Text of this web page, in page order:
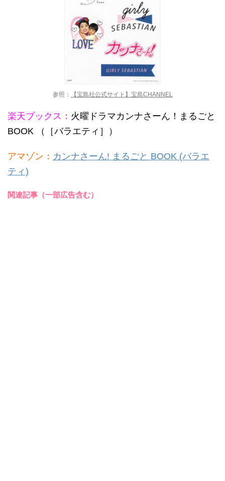
参照： 【宝島社公式サイト】宝島CHANNEL
楽天ブックス： 火曜ドラマカンナさーん！まるごと
BOOK （［バラエティ］）
アマゾン： カンナさーん! まるごと BOOK (バラエ
ティ)
関連記事（一部広告含む）